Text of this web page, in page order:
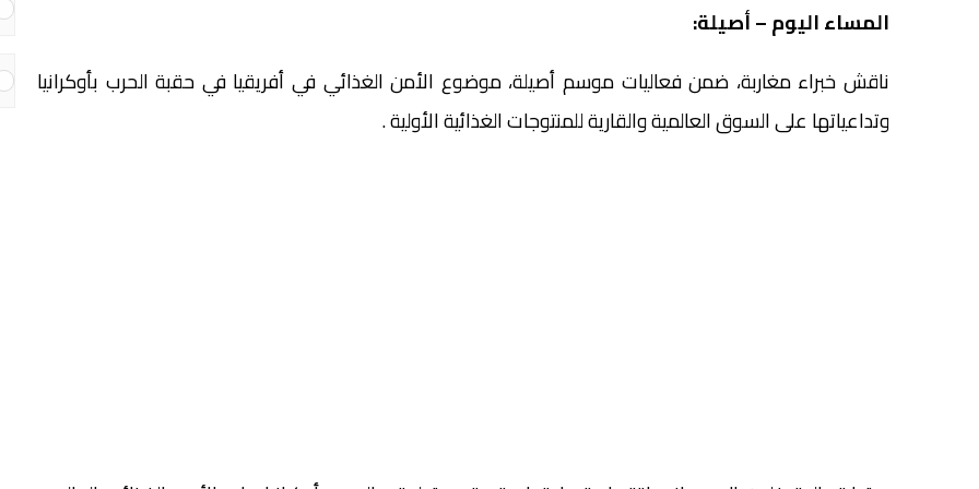
المساء اليوم – أصيلة:
ناقش خبراء مغاربة، ضمن فعاليات موسم أصيلة، موضوع الأمن الغذائي في أفريقيا في حقبة الحرب بأوكرانيا
وتداعياتها على السوق العالمية والقارية للمنتوجات الغذائية الأولية .